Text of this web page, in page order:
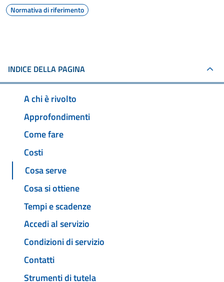
Normativa di riferimento
INDICE DELLA PAGINA
A chi è rivolto
Approfondimenti
Come fare
Costi
Cosa serve
Cosa si ottiene
Tempi e scadenze
Accedi al servizio
Condizioni di servizio
Contatti
Strumenti di tutela